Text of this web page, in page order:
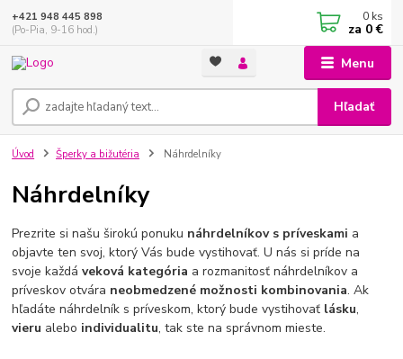
Menu
Hľadať
+421 948 445 898
(Po-Pia, 9-16 hod.)
0 ks
za 0 €
Úvod Šperky a bižutéria Náhrdelníky
Náhrdelníky
Prezrite si našu širokú ponuku náhrdelníkov s príveskami a
objavte ten svoj, ktorý Vás bude vystihovať. U nás si príde na
svoje každáveková kategória a rozmanitosť náhrdelníkov a
príveskov otvára neobmedzené možnosti kombinovania. Ak
hľadáte náhrdelník s príveskom, ktorý bude vystihovať lásku,
vieru alebo individualitu, tak ste na správnom mieste.